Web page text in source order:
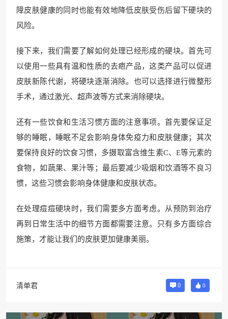
障皮肤健康的同时也能有效地降低皮肤受伤后留下硬块的
风险。
接下来，我们需要了解如何处理已经形成的硬块。首先可
以使用一些具有温和性质的去疤产品，这类产品可以促进
皮肤新陈代谢，将硬块逐渐消除。也可以选择进行微整形
手术，通过激光、超声波等方式来消除硬块。
还有一些饮食和生活习惯方面的注意事项。首先要保证足
够的睡眠，睡眠不足会影响身体免疫力和皮肤健康；其次
要保持良好的饮食习惯，多摄取富含维生素C、E等元素的
食物，如蔬果、果汁等；最后要减少吸烟和饮酒等不良习
惯，这些习惯会影响身体健康和皮肤状态。
在处理痘痘硬块时，我们需要多方面考虑。从预防到治疗
再到日常生活中的细节方面都需要注意。只有多方面综合
施策，才能让我们的皮肤更加健康美丽。
清单君 0 0